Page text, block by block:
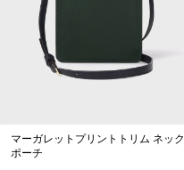
マーガレットプリントトリム ネック
ポーチ